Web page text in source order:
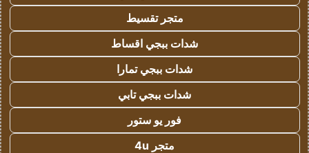
متجر تقسيط
شدات ببجي اقساط
شدات ببجي تمارا
شدات ببجي تابي
فور يو ستور
متجر 4u